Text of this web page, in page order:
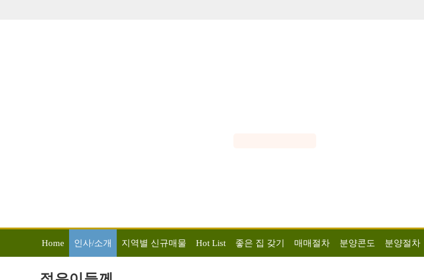
Home 인사/소개 지역별 신규매물 Hot List 좋은 집 갖기 매매절차 분양콘도 분양절차